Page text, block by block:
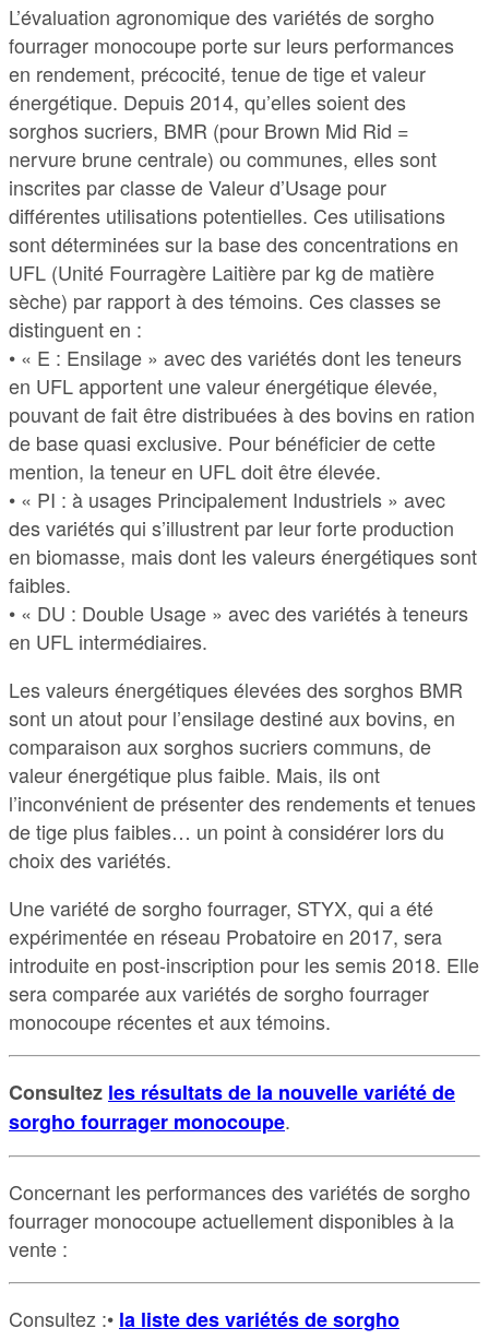
L’évaluation agronomique des variétés de sorgho
fourrager monocoupe porte sur leurs performances
en rendement, précocité, tenue de tige et valeur
énergétique. Depuis 2014, qu’elles soient des
sorghos sucriers, BMR (pour Brown Mid Rid =
nervure brune centrale) ou communes, elles sont
inscrites par classe de Valeur d’Usage pour
différentes utilisations potentielles. Ces utilisations
sont déterminées sur la base des concentrations en
UFL (Unité Fourragère Laitière par kg de matière
sèche) par rapport à des témoins. Ces classes se
distinguent en :
• « E : Ensilage » avec des variétés dont les teneurs
en UFL apportent une valeur énergétique élevée,
pouvant de fait être distribuées à des bovins en ration
de base quasi exclusive. Pour bénéficier de cette
mention, la teneur en UFL doit être élevée.
• « PI : à usages Principalement Industriels » avec
des variétés qui s’illustrent par leur forte production
en biomasse, mais dont les valeurs énergétiques sont
faibles.
• « DU : Double Usage » avec des variétés à teneurs
en UFL intermédiaires.
Les valeurs énergétiques élevées des sorghos BMR
sont un atout pour l’ensilage destiné aux bovins, en
comparaison aux sorghos sucriers communs, de
valeur énergétique plus faible. Mais, ils ont
l’inconvénient de présenter des rendements et tenues
de tige plus faibles… un point à considérer lors du
choix des variétés.
Une variété de sorgho fourrager, STYX, qui a été
expérimentée en réseau Probatoire en 2017, sera
introduite en post-inscription pour les semis 2018. Elle
sera comparée aux variétés de sorgho fourrager
monocoupe récentes et aux témoins.
Consultez les résultats de la nouvelle variété de
sorgho fourrager monocoupe.
Concernant les performances des variétés de sorgho
fourrager monocoupe actuellement disponibles à la
vente :
Consultez :• la liste des variétés de sorgho